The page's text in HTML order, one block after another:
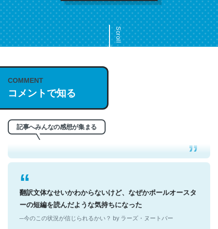
Scroll
COMMENT
コメントで知る
記事へみんなの感想が集まる
これは名文。彼はとてもクレバーなんだろうなと凄く思
う。英語少しでも読める人は原文もお勧め。自分はこの流
れ好き。Let’s Fucking Go. Then Covid hit. Shit.
─今のこの状況が信じられるかい？ by ラーズ・ヌートバー
翻訳文体なせいかわからないけど、なぜかポールオースタ
ーの短編を読んだような気持ちになった